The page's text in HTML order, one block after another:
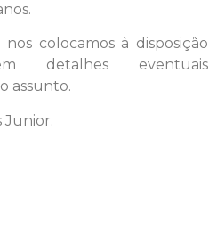
nos colocamos à disposição
detalhes eventuais
assunto.
Junior.